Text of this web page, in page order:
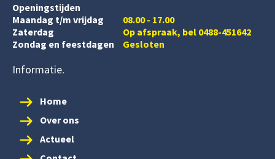
Openingstijden
Maandag t/m vrijdag
08.00 - 17.00
Zaterdag
Op afspraak, bel 0488-451642
Zondag en feestdagen
Gesloten
Informatie
Home
Over ons
Actueel